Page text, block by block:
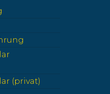
(privat)